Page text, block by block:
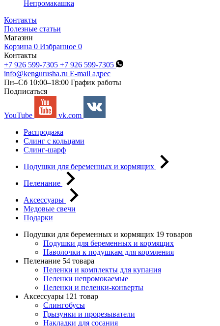
Непромакашка
Контакты
Полезные статьи
Магазин
Корзина 0 Избранное 0
Контакты
+7 926 599-7305 +7 926 599-7305
info@kengurusha.ru E-mail адрес
Пн–Сб 10:00–18:00 График работы
Подписаться
YouTube
vk.com
Распродажа
Слинг с кольцами
Слинг-шарф
Подушки для беременных и кормящих
Пеленание
Аксессуары
Медовые свечи
Подарки
Подушки для беременных и кормящих 19 товаров
Подушки для беременных и кормящих
Наволочки к подушкам для кормления
Пеленание 54 товара
Пеленки и комплекты для купания
Пеленки непромокаемые
Пеленки и пеленки-конверты
Аксессуары 121 товар
Слингобусы
Грызунки и прорезыватели
Накладки для сосания